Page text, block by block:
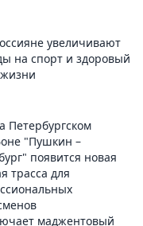
увеличивают
на спорт и здоровый
Петербургском
"Пушкин –
появится новая
трасса для
маджентовый